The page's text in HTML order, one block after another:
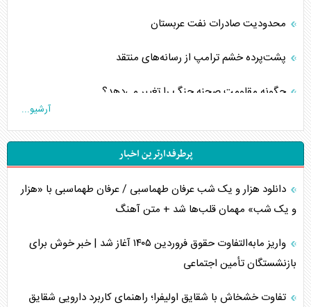
محدودیت صادرات نفت عربستان
پشت‌پرده خشم ترامپ از رسانه‌های منتقد
چگونه مقاومت صحنه جنگ را تغییر می‌دهد؟
تحلیل جامع پدیده تراستی‌ها
تأثیر جنگ ایران و آمریکا بر اقتصاد جهانی
اربعین، کابوس مشترک تل‌آویو-واشنگتن
برنامه هفتم توسعه در نقطه کور سیاستگذاری
آرشیو...
پرطرفدارترین اخبار
دانلود هزار و یک شب عرفان طهماسبی / عرفان طهماسبی با «هزار
و یک شب» مهمان قلب‌ها شد + متن آهنگ
واریز مابه‌التفاوت حقوق فروردین ۱۴۰۵ آغاز شد | خبر خوش برای
بازنشستگان تأمین اجتماعی
تفاوت خشخاش با شقایق اولیفرا؛ راهنمای کاربرد دارویی شقایق